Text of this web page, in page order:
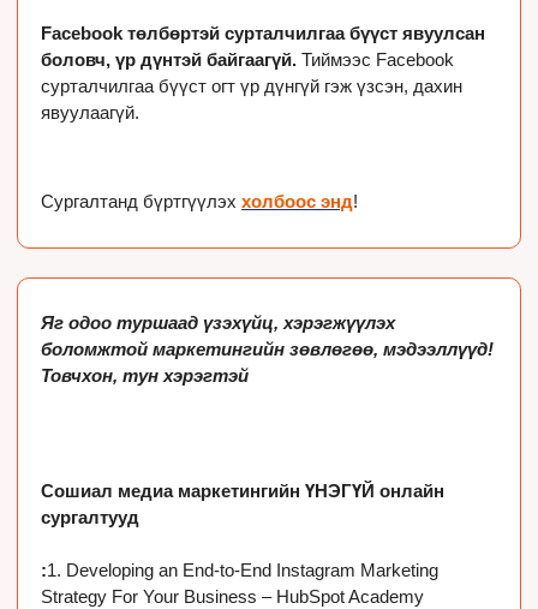
Facebook төлбөртэй сурталчилгаа бүүст явуулсан
боловч, үр дүнтэй байгаагүй. Тиймээс Facebook
сурталчилгаа бүүст огт үр дүнгүй гэж үзсэн, дахин
явуулаагүй.
Сургалтанд бүртгүүлэх холбоос энд!
Яг одоо туршаад үзэхүйц, хэрэгжүүлэх
боломжтой маркетингийн зөвлөгөө, мэдээллүүд!
Товчхон, тун хэрэгтэй
Сошиал медиа маркетингийн ҮНЭГҮЙ онлайн
сургалтууд
:1. Developing an End-to-End Instagram Marketing